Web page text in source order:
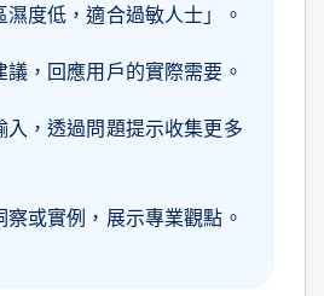
濕度低，適合過敏人士」。
議，回應用戶的實際需要。
入，透過問題提示收集更多
察或實例，展示專業觀點。